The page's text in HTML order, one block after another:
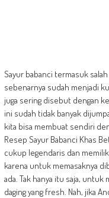
Sayur babanci termasuk
sebenarnya sudah menjadi
juga sering disebut dengan
ini sudah tidak banyak
kita bisa membuat sendiri
Resep Sayur Babanci Khas
cukup legendaris dan
karena untuk memasaknya
ada. Tak hanya itu saja,
daging yang fresh. Nah, jika